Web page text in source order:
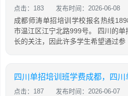
点击：183 发布时间：2026-06-08
成都师涛单招培训学校报名热线
市温江区江宁北路999号。 四川的
长的关注，因此许多学生希望通过参
点击：187 发布时间：2026-06-07